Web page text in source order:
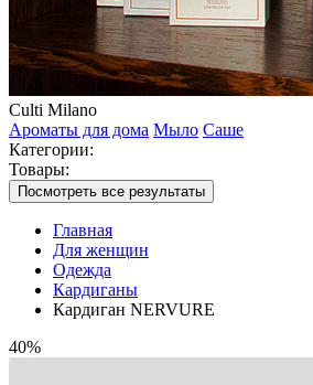
Culti Milano
Ароматы для дома Мыло Саше
Категории:
Товары:
Посмотреть все результаты
Главная
Для женщин
Одежда
Кардиганы
Кардиган NERVURE
40%